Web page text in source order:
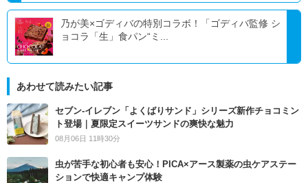
乃が美×ゴディバの特別コラボ！「ゴディバ監修 シ
ョコラ「生」食パン“ミ...
あわせて読みたい記事
セブン‐イレブン「よくばりサンド」シリーズ新作チョコミン
ト登場｜夏限定スイーツサンドの爽快な魅力
08月06日 11時30分
虫が苦手な初心者も安心！PICA×アース製薬の虫ケアステー
ションで快適キャンプ体験